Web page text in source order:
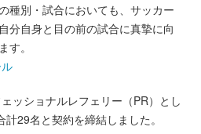
種別・試合においても、サッカー
分自身と目の前の試合に真摯に向
す。
ッショナルレフェリー（PR）とし
29名と契約を締結しました。